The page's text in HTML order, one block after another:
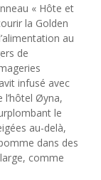
« Hôte et
la Golden
au
de
infusé avec
l’hôtel Øyna,
le
au-delà,
dans des
comme